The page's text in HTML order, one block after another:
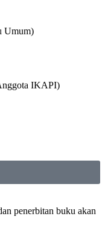
Umum)
IKAPI)
penerbitan buku akan